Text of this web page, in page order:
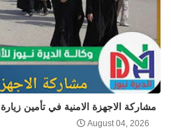
مشاركة الاجهزة الامنية في تأمين
August 04, 2026